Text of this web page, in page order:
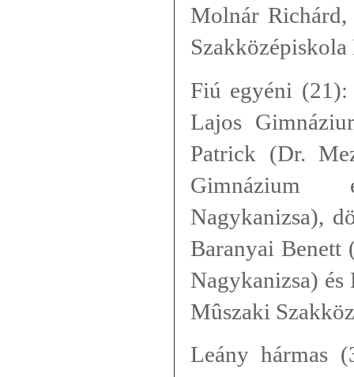
Molnár
Fiú egyéni
Lajos
Patrick (Dr.
Gimnázium
Nagykanizsa),
Baranyai Benett
Nagykanizsa)
Mûszaki
Leány hármas